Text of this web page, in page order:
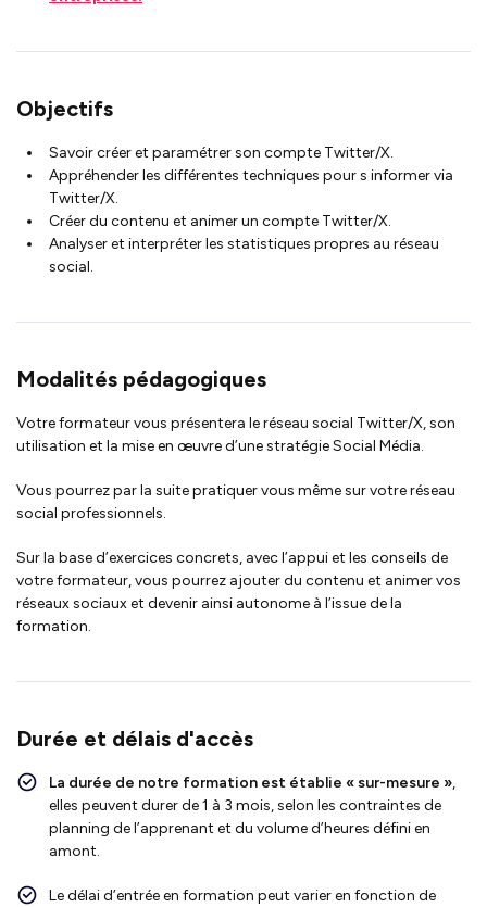
Objectifs
Savoir créer et paramétrer son compte Twitter/X.
Appréhender les différentes techniques pour s informer via
Twitter/X.
Créer du contenu et animer un compte Twitter/X.
Analyser et interpréter les statistiques propres au réseau
social.
Modalités pédagogiques
Votre formateur vous présentera le réseau social Twitter/X, son
utilisation et la mise en œuvre d’une stratégie Social Média.
Vous pourrez par la suite pratiquer vous même sur votre réseau
social professionnels.
Sur la base d’exercices concrets, avec l’appui et les conseils de
votre formateur, vous pourrez ajouter du contenu et animer vos
réseaux sociaux et devenir ainsi autonome à l’issue de la
formation.
Durée et délais d'accès
La durée de notre formation est établie « sur-mesure »,
elles peuvent durer de 1 à 3 mois, selon les contraintes de
planning de l’apprenant et du volume d’heures défini en
amont.
Le délai d’entrée en formation peut varier en fonction de